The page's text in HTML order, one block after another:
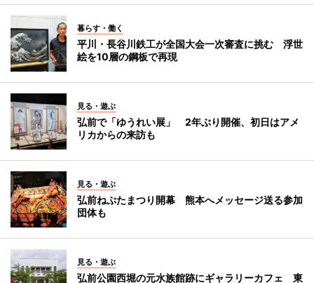
暮らす・働く
平川・長谷川鉄工が全国大会一次審査に挑む 浮世
絵を10層の鋼板で再現
見る・遊ぶ
弘前で「ゆうれい展」 2年ぶり開催、初日はアメ
リカからの来訪も
見る・遊ぶ
弘前ねぷたまつり開幕 熊本へメッセージ送る参加
団体も
見る・遊ぶ
弘前公園西堀の元水族館跡にギャラリーカフェ 東